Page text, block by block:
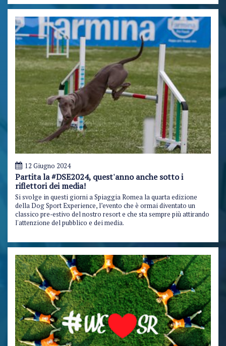
12 Giugno 2024
Partita la #DSE2024, quest'anno anche sotto i
riflettori dei media!
Si svolge in questi giorni a Spiaggia Romea la quarta edizione
della Dog Sport Experience, l’evento che è ormai diventato un
classico pre-estivo del nostro resort e che sta sempre più attirando
l'attenzione del pubblico e dei media.